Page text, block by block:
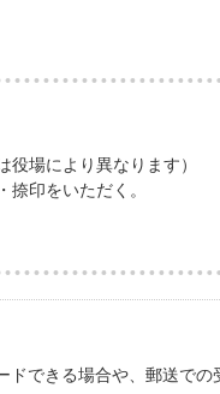
場により異なります）
印をいただく。
できる場合や、郵送で